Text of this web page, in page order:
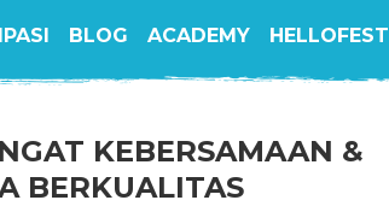
BLOG ACADEMY HELLOFEST
KEBERSAMAAN &
BERKUALITAS